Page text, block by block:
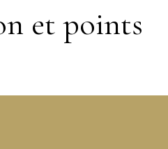
et points